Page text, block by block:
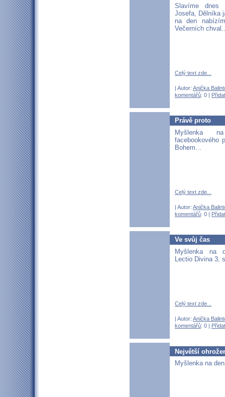
Slavíme dnes
Josefa, Dělníka
na den
Večerních
Celý text zde...
| Autor: Anička
komentářů: 0 |
Právě proto
Myšlenka
facebookového
Bohem...
Celý text zde...
| Autor: Anička
komentářů: 0 |
Ve svůj čas
Myšlenka na
Lectio Divina 3,
Celý text zde...
| Autor: Anička
komentářů: 0 |
Největší
Myšlenka na